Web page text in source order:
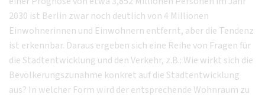
2030 ist Berlin zwar noch deutlich von 4 Millionen
Einwohnerinnen und Einwohnern entfernt, aber die Tendenz
ist erkennbar. Daraus ergeben sich eine Reihe von Fragen für
die Stadtentwicklung und den Verkehr, z.B.: Wie wirkt sich die
Bevölkerungszunahme konkret auf die Stadtentwicklung
aus? In welcher Form wird der entsprechende Wohnraum zu